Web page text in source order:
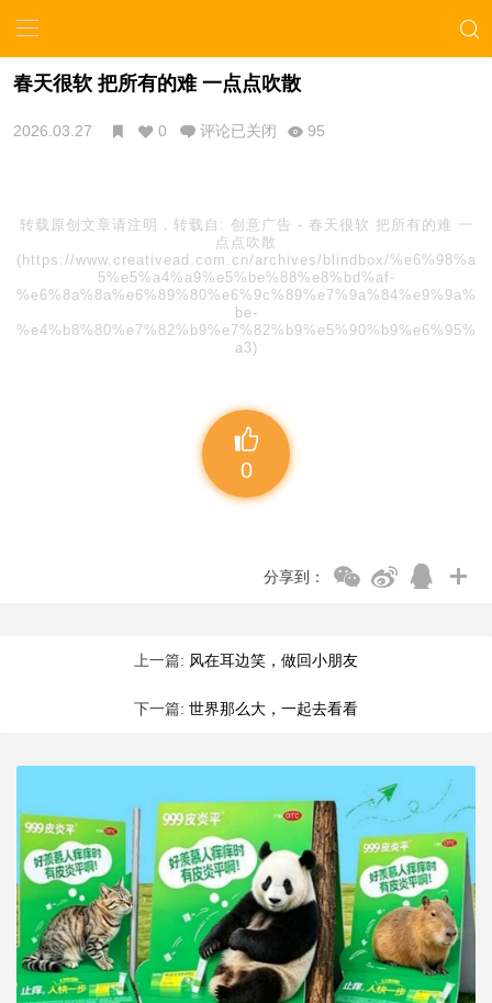
春天很软 把所有的难 一点点吹散
2026.03.27 0 评论已关闭 95
转载原创文章请注明，转载自: 创意广告 - 春天很软 把所有的难 一
点点吹散
(https://www.creativead.com.cn/archives/blindbox/%e6%98%a
5%e5%a4%a9%e5%be%88%e8%bd%af-
%e6%8a%8a%e6%89%80%e6%9c%89%e7%9a%84%e9%9a%
be-
%e4%b8%80%e7%82%b9%e7%82%b9%e5%90%b9%e6%95%
a3)
0
分享到：
上一篇: 风在耳边笑，做回小朋友
下一篇: 世界那么大，一起去看看